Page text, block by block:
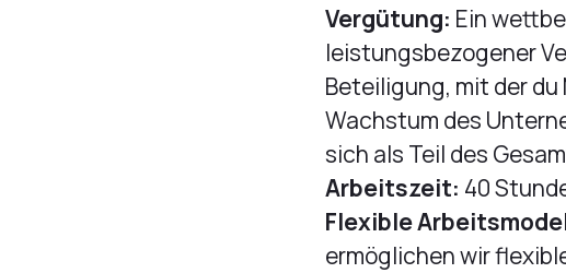
Vergütung: Ein
leistungsbezogener
Beteiligung, mit der
Wachstum des
sich als Teil des
Arbeitszeit: 40
Flexible
ermöglichen wir